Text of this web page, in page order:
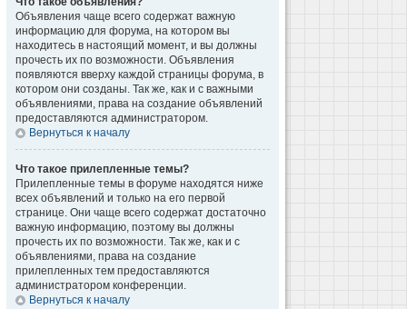
Объявления чаще всего содержат важную
информацию для форума, на котором вы
находитесь в настоящий момент, и вы должны
прочесть их по возможности. Объявления
появляются вверху каждой страницы форума, в
котором они созданы. Так же, как и с важными
объявлениями, права на создание объявлений
предоставляются администратором.
Вернуться к началу
Что такое прилепленные темы?
Прилепленные темы в форуме находятся ниже
всех объявлений и только на его первой
странице. Они чаще всего содержат достаточно
важную информацию, поэтому вы должны
прочесть их по возможности. Так же, как и с
объявлениями, права на создание
прилепленных тем предоставляются
администратором конференции.
Вернуться к началу